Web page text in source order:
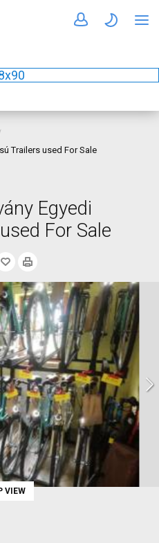
Trailers used For Sale
Egyedi
For Sale
VIEW